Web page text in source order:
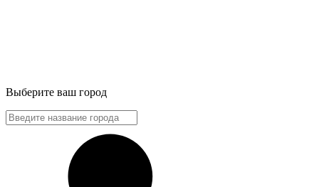
Выберите ваш город